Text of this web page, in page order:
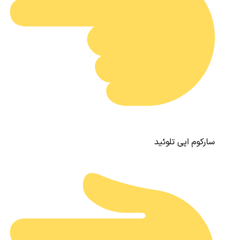
سارکوم اپی تلوئید